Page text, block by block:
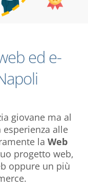
ed e-
giovane ma al
alle
la Web
progetto web,
oppure un più